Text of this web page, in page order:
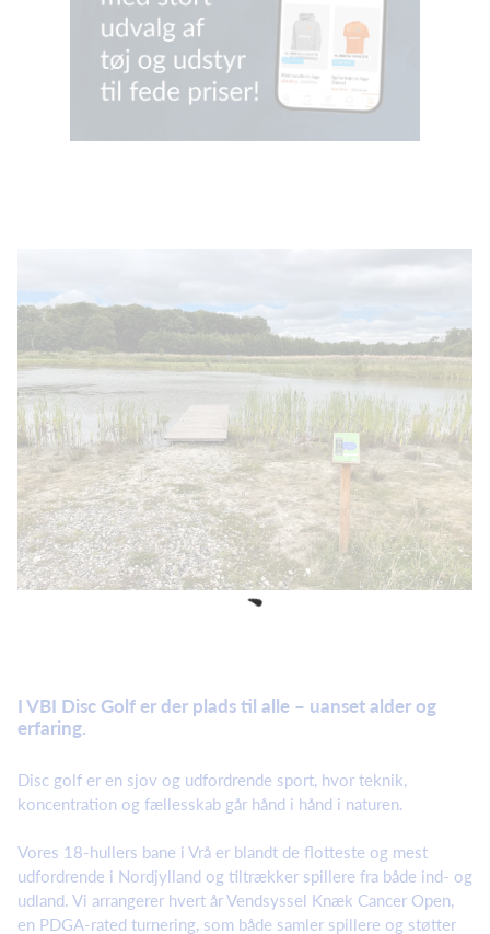
I VBI Disc Golf er der plads til alle – uanset alder og
erfaring.
Disc golf er en sjov og udfordrende sport, hvor teknik,
koncentration og fællesskab går hånd i hånd i naturen.
Vores 18-hullers bane i Vrå er blandt de flotteste og mest
udfordrende i Nordjylland og tiltrækker spillere fra både ind- og
udland. Vi arrangerer hvert år Vendsyssel Knæk Cancer Open,
en PDGA-rated turnering, som både samler spillere og støtter